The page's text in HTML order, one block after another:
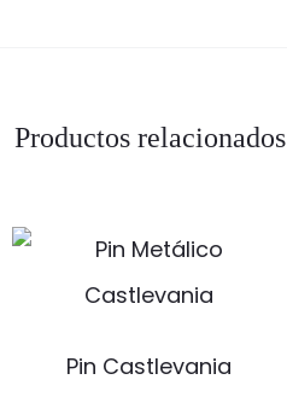
Productos relacionados
Pin Castlevania